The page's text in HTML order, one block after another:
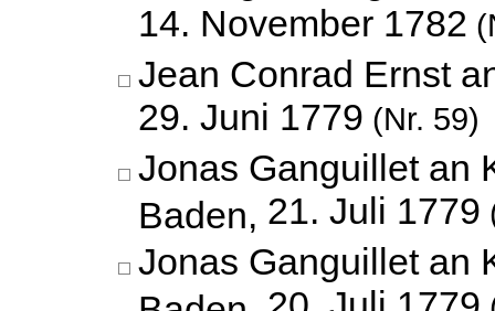
14. November 1782
Jean Conrad Ernst
29. Juni 1779 (Nr. 59)
Jonas Ganguillet an
Baden, 21. Juli 1779
Jonas Ganguillet an